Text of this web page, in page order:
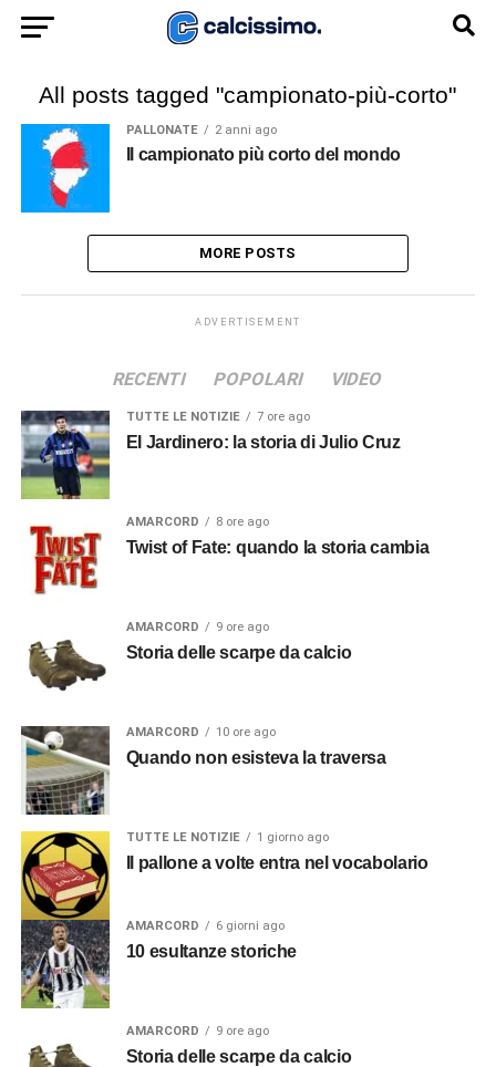
All posts tagged "campionato-più-corto"
PALLONATE 2 anni ago
Il campionato più corto del mondo
MORE POSTS
ADVERTISEMENT
RECENTI POPOLARI VIDEO
TUTTE LE NOTIZIE 7 ore ago
El Jardinero: la storia di Julio Cruz
AMARCORD 8 ore ago
Twist of Fate: quando la storia cambia
AMARCORD 9 ore ago
Storia delle scarpe da calcio
AMARCORD 10 ore ago
Quando non esisteva la traversa
TUTTE LE NOTIZIE 1 giorno ago
Il pallone a volte entra nel vocabolario
AMARCORD 6 giorni ago
10 esultanze storiche
AMARCORD 9 ore ago
Storia delle scarpe da calcio